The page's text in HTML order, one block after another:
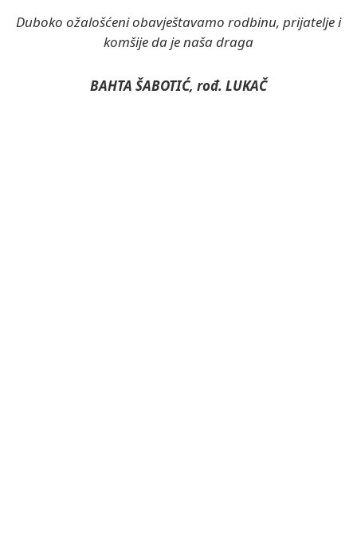
Duboko ožalošćeni obavještavamo rodbinu, prijatelje i
komšije da je naša draga
BAHTA ŠABOTIĆ, rođ. LUKAČ